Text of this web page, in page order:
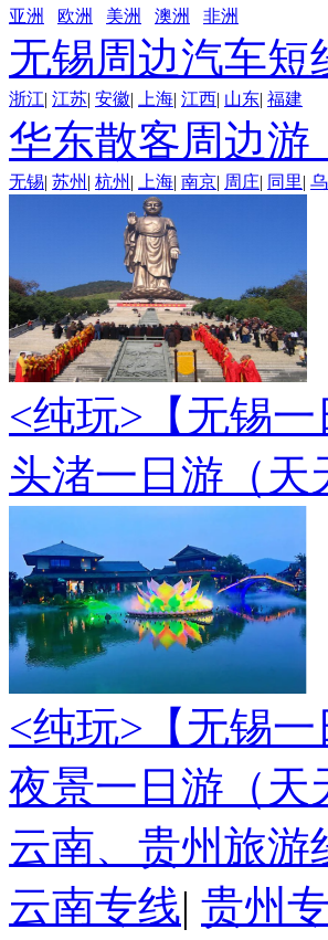
亚洲 欧洲 美洲 澳洲 非洲
无锡周边汽车短
浙江| 江苏| 安徽| 上海| 江西| 山东| 福建
华东散客周边游
无锡| 苏州 | 杭州 | 上海| 南京| 周庄| 同里|
<纯玩> 【无锡
头渚一日游（天
<纯玩> 【无锡
夜景一日游（天
云南、贵州旅游
云南专线| 贵州